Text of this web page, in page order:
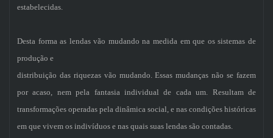
estabelecidas.
Desta forma as lendas vão mudando na medida em que os sistemas de
produção e
distribuição das riquezas vão mudando. Essas mudanças não se fazem
por acaso, nem pela fantasia individual de cada um. Resultam de
transformações operadas pela dinâmica social, e nas condições históricas
em que vivem os indivíduos e nas quais suas lendas são contadas.